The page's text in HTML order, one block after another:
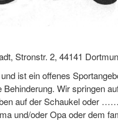
Stronstr. 2, 44141
ist ein offenes
Wir springen
auf der Schaukel oder
und/oder Opa oder dem